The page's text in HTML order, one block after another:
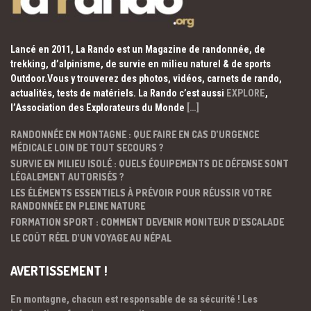
Lancé en 2011, La Rando est un Magazine de randonnée, de
trekking, d’alpinisme, de survie en milieu naturel & de sports
Outdoor.Vous y trouverez des photos, vidéos, carnets de rando,
actualités, tests de matériels. La Rando c’est aussi EXPLORE,
l’Association des Explorateurs du Monde […]
RANDONNÉE EN MONTAGNE : QUE FAIRE EN CAS D’URGENCE
MÉDICALE LOIN DE TOUT SECOURS ?
SURVIE EN MILIEU ISOLÉ : QUELS ÉQUIPEMENTS DE DÉFENSE SONT
LÉGALEMENT AUTORISÉS ?
LES ÉLÉMENTS ESSENTIELS À PRÉVOIR POUR RÉUSSIR VOTRE
RANDONNÉE EN PLEINE NATURE
FORMATION SPORT : COMMENT DEVENIR MONITEUR D’ESCALADE
LE COÛT RÉEL D’UN VOYAGE AU NÉPAL
AVERTISSEMENT !
En montagne, chacun est responsable de sa sécurité ! Les